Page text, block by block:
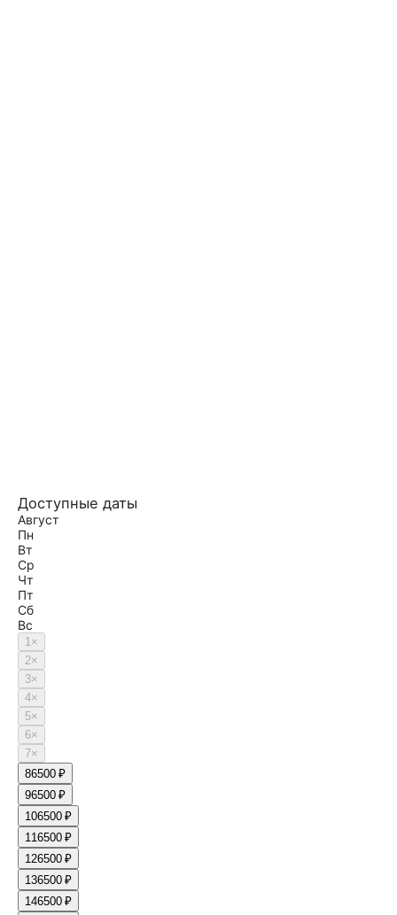
Доступные даты
Август
Пн
Вт
Ср
Чт
Пт
Сб
Вс
1×
2×
3×
4×
5×
6×
7×
86500 ₽
96500 ₽
106500 ₽
116500 ₽
126500 ₽
136500 ₽
146500 ₽